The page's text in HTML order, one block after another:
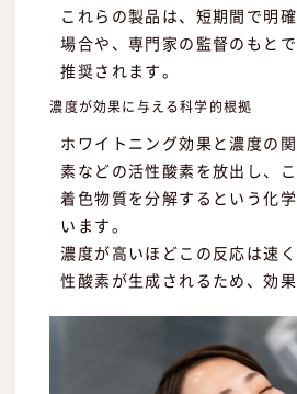
これらの製品は、短期間で明
場合や、専門家の監督のもと
推奨されます。
濃度が効果に与える科学的根拠
ホワイトニング効果と濃度の
素などの活性酸素を放出し、
着色物質を分解するという化
います。
濃度が高いほどこの反応は速
性酸素が生成されるため、効果